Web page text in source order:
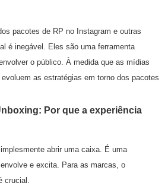
pacotes de RP no Instagram e outras
é inegável. Eles são uma ferramenta
o público. À medida que as mídias
as estratégias em torno dos pacotes
Por que a experiência
abrir uma caixa. É uma
e excita. Para as marcas, o
crucial.